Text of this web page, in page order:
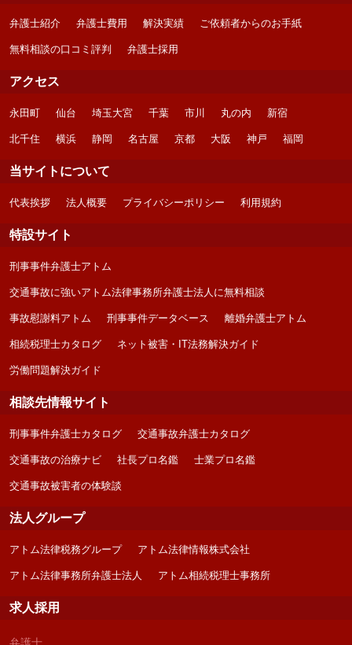
弁護士紹介 弁護士費用 解決実績 ご依頼者からのお手紙
無料相談の口コミ評判 弁護士採用
アクセス
永田町 仙台 埼玉大宮 千葉 市川 丸の内 新宿
北千住 横浜 静岡 名古屋 京都 大阪 神戸 福岡
当サイトについて
代表挨拶 法人概要 プライバシーポリシー 利用規約
特設サイト
刑事事件弁護士アトム
交通事故に強いアトム法律事務所弁護士法人に無料相談
事故慰謝料アトム 刑事事件データベース 離婚弁護士アトム
相続税理士カタログ ネット被害・IT法務解決ガイド
労働問題解決ガイド
相談先情報サイト
刑事事件弁護士カタログ 交通事故弁護士カタログ
交通事故の治療ナビ 社長プロ名鑑 士業プロ名鑑
交通事故被害者の体験談
法人グループ
アトム法律税務グループ アトム法律情報株式会社
アトム法律事務所弁護士法人 アトム相続税理士事務所
求人採用